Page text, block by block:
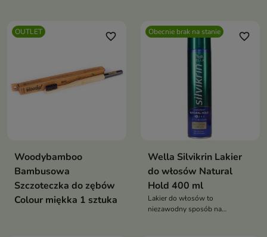
OUTLET favorite_border
Woodybamboo
Bambusowa
Szczoteczka do zębów
Colour miękka 1 sztuka
Obecnie brak na stanie favorite_border
Wella Silvikrin Lakier
do włosów Natural
Hold 400 ml
Lakier do włosów to
niezawodny sposób na